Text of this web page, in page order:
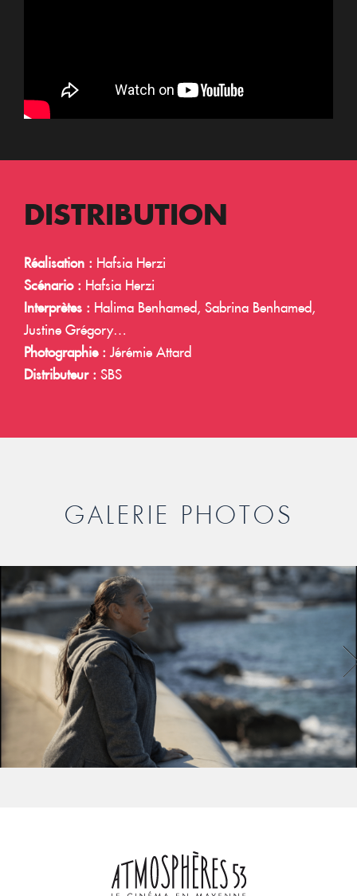
DISTRIBUTION
Réalisation : Hafsia Herzi
Scénario : Hafsia Herzi
Interprètes : Halima Benhamed, Sabrina Benhamed,
Justine Grégory…
Photographie : Jérémie Attard
Distributeur : SBS
GALERIE PHOTOS